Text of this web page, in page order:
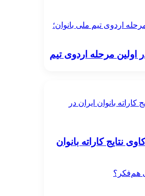
اردوی تیم ملی بانوان؛
اولین مرحله اردوی تیم
بانوان ایران در
نتایج کاراته بانوان
هم‌فکر؟